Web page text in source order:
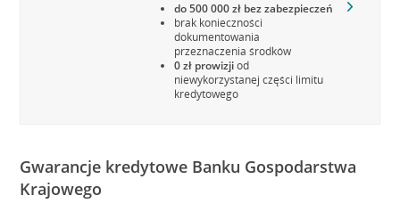
do 500 000 zł bez zabezpieczeń
brak konieczności
dokumentowania
przeznaczenia środków
0 zł prowizjiod
niewykorzystanej części limitu
kredytowego
Gwarancje kredytowe Banku Gospodarstwa
Krajowego